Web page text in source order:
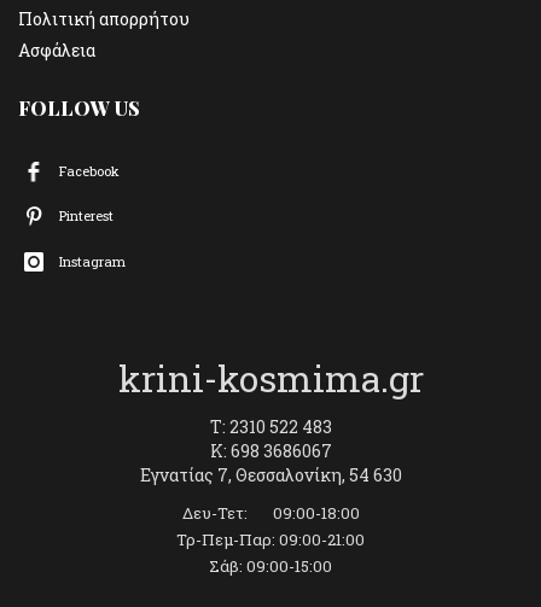
Πολιτική απορρήτου
Ασφάλεια
FOLLOW US
Facebook
Pinterest
Instagram
krini-kosmima.gr
T: 2310 522 483
K: 698 3686067
Εγνατίας 7, Θεσσαλονίκη, 54 630
Δευ-Τετ: 09:00-18:00
Τρ-Πεμ-Παρ: 09:00-21:00
Σάβ: 09:00-15:00